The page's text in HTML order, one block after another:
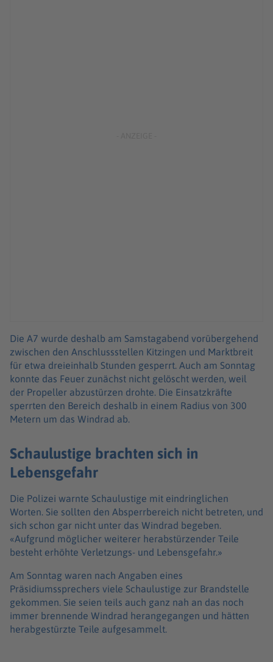
Die A7 wurde deshalb am Samstagabend vorübergehend
zwischen den Anschlussstellen Kitzingen und Marktbreit
für etwa dreieinhalb Stunden gesperrt. Auch am Sonntag
konnte das Feuer zunächst nicht gelöscht werden, weil
der Propeller abzustürzen drohte. Die Einsatzkräfte
sperrten den Bereich deshalb in einem Radius von 300
Metern um das Windrad ab.
Schaulustige brachten sich in
Lebensgefahr
Die Polizei warnte Schaulustige mit eindringlichen
Worten. Sie sollten den Absperrbereich nicht betreten, und
sich schon gar nicht unter das Windrad begeben.
«Aufgrund möglicher weiterer herabstürzender Teile
besteht erhöhte Verletzungs- und Lebensgefahr.»
Am Sonntag waren nach Angaben eines
Präsidiumssprechers viele Schaulustige zur Brandstelle
gekommen. Sie seien teils auch ganz nah an das noch
immer brennende Windrad herangegangen und hätten
herabgestürzte Teile aufgesammelt.